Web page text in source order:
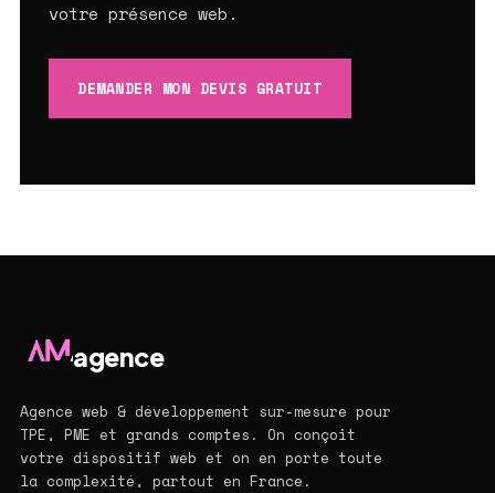
votre présence web.
DEMANDER MON DEVIS GRATUIT
agence
Agence web & développement sur-mesure pour
TPE, PME et grands comptes. On conçoit
votre dispositif web et on en porte toute
la complexité, partout en France.